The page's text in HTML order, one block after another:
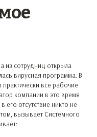
из сотрудниц открыла
вирусная программа. В
все рабочие
компании в это время
его отсутствие никто не
вызывает Системного